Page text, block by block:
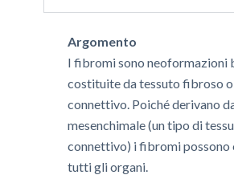
Argomento
I fibromi sono neoformazioni
costituite da tessuto fibroso o
connettivo. Poiché derivano
mesenchimale (un tipo di
connettivo) i fibromi possono
tutti gli organi.